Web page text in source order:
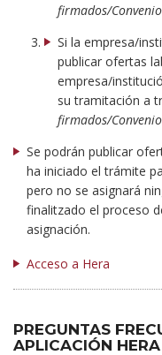
firmados/
Si la empresa/
publicar ofertas
empresa/
su tramitación a
firmados/
Se podrán publicar
ha iniciado el trámite
pero no se asignará
finalitzado el proceso
asignación.
Acceso a Hera
PREGUNTAS
APLICACIÓN